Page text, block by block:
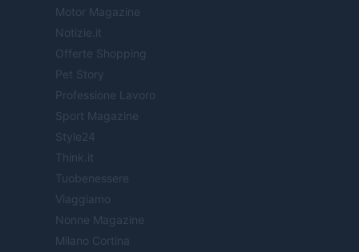
Motor Magazine
Notizie.it
Offerte Shopping
Pet Story
Professione Lavoro
Sport Magazine
Style24
Think.it
Tuobenessere
Viaggiamo
Nonne Magazine
Milano Cortina